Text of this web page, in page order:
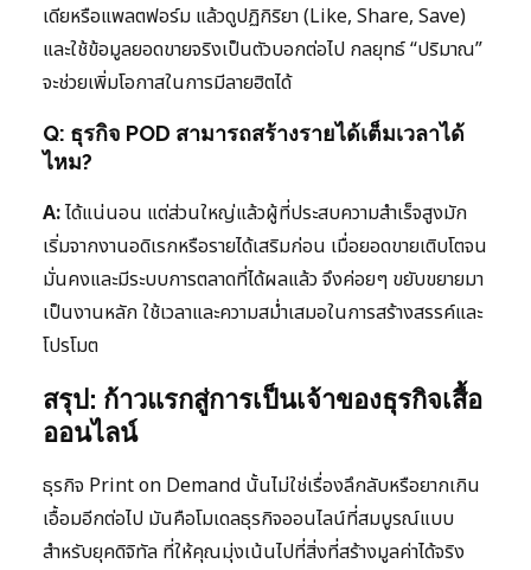
เดียหรือแพลตฟอร์ม แล้วดูปฏิกิริยา (Like, Share, Save)
และใช้ข้อมูลยอดขายจริงเป็นตัวบอกต่อไป กลยุทธ์ “ปริมาณ”
จะช่วยเพิ่มโอกาสในการมีลายฮิตได้
Q: ธุรกิจ POD สามารถสร้างรายได้เต็มเวลาได้
ไหม?
A:ได้แน่นอน แต่ส่วนใหญ่แล้วผู้ที่ประสบความสำเร็จสูงมัก
เริ่มจากงานอดิเรกหรือรายได้เสริมก่อน เมื่อยอดขายเติบโตจน
มั่นคงและมีระบบการตลาดที่ได้ผลแล้ว จึงค่อยๆ ขยับขยายมา
เป็นงานหลัก ใช้เวลาและความสม่ำเสมอในการสร้างสรรค์และ
โปรโมต
สรุป: ก้าวแรกสู่การเป็นเจ้าของธุรกิจเสื้อ
ออนไลน์
ธุรกิจ Print on Demand นั้นไม่ใช่เรื่องลึกลับหรือยากเกิน
เอื้อมอีกต่อไป มันคือโมเดลธุรกิจออนไลน์ที่สมบูรณ์แบบ
สำหรับยุคดิจิทัล ที่ให้คุณมุ่งเน้นไปที่สิ่งที่สร้างมูลค่าได้จริง